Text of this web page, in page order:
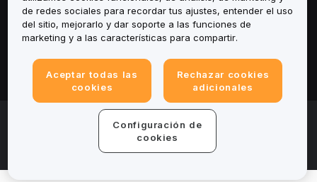
Productos
Legal
© 2025-2026 Bybit.eu. All rights reserved.
Términos de Privacidad
Centro de preferencias de cookies
de redes sociales para recordar tus ajustes, entender el uso
del sitio, mejorarlo y dar soporte a las funciones de
marketing y a las características para compartir.
Aceptar todas las
cookies
Rechazar cookies
adicionales
Configuración de
cookies